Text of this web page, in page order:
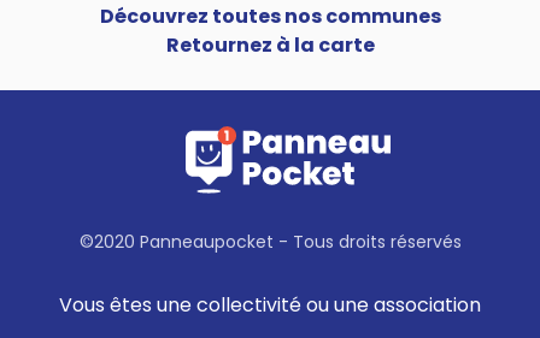
Découvrez toutes nos communes
Retournez à la carte
©2020 Panneaupocket - Tous droits réservés
Vous êtes une collectivité ou une association